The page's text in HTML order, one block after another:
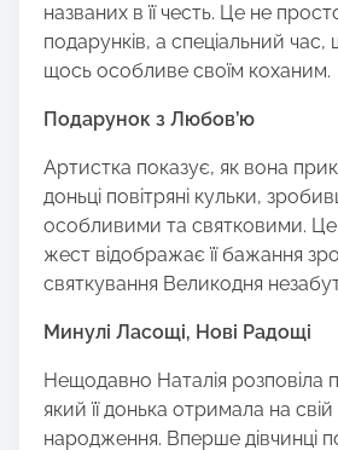
названих в її честь. Це не
подарунків, а спеціальний
щось особливе своїм коханим.
Подарунок з Любов’ю
Артистка показує, як вона
доньці повітряні кульки,
особливими та святковими.
жест відображає її бажання
святкування Великодня
Минулі Ласощі, Нові Радощі
Нещодавно Наталія розповіла
який її донька отримала на
народження. Вперше дівчинці